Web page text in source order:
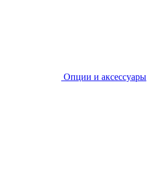
Опции и аксессуары